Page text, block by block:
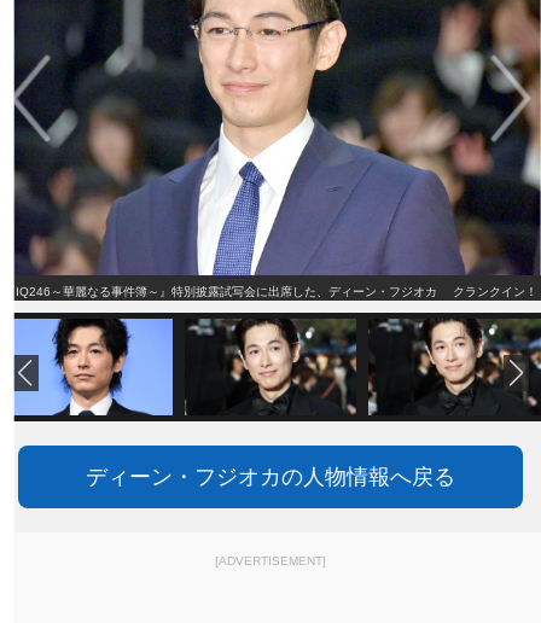
『IQ246～華麗なる事件簿～』特別披露試写会に出席した、ディーン・フジオカ クランクイン！
ディーン・フジオカの人物情報へ戻る
[ADVERTISEMENT]